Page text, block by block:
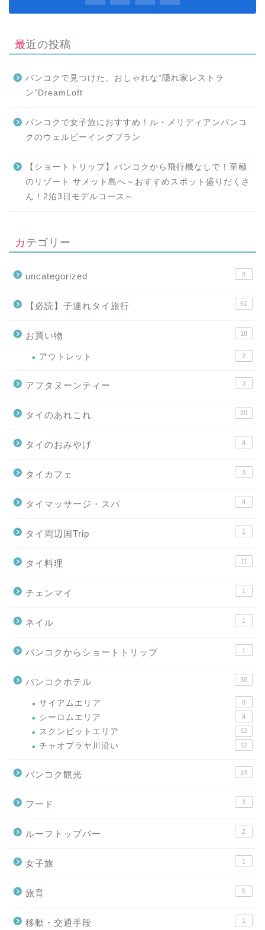
最近の投稿
バンコクで見つけた、おしゃれな“隠れ家レストラ
ン”DreamLoft
バンコクで女子旅におすすめ！ル・メリディアンバンコ
クのウェルビーイングプラン
【ショートトリップ】バンコクから飛行機なしで！至極
のリゾート サメット島へ～おすすめスポット盛りだくさ
ん！2泊3日モデルコース～
カテゴリー
uncategorized 3
【必読】子連れタイ旅行 61
お買い物 18
アウトレット 2
アフタヌーンティー 3
タイのあれこれ 20
タイのおみやげ 4
タイカフェ 3
タイマッサージ・スパ 4
タイ周辺国Trip 1
タイ料理 11
チェンマイ 1
ネイル 1
バンコクからショートトリップ 1
バンコクホテル 30
サイアムエリア 8
シーロムエリア 4
スクンビットエリア 12
チャオプラヤ川沿い 12
バンコク観光 14
フード 3
ルーフトップバー 2
女子旅 1
旅育 5
移動・交通手段 1